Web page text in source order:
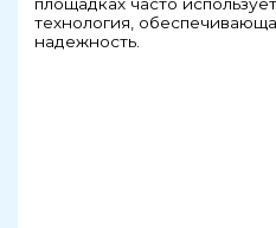
технология,
надежность.